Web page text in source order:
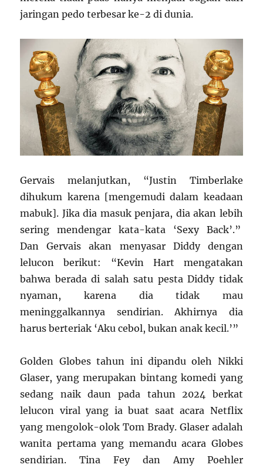
jaringan pedo terbesar ke-2 di dunia.
Gervais melanjutkan, “Justin Timberlake
dihukum karena [mengemudi dalam keadaan
mabuk]. Jika dia masuk penjara, dia akan lebih
sering mendengar kata-kata ‘Sexy Back’.”
Dan Gervais akan menyasar Diddy dengan
lelucon berikut: “Kevin Hart mengatakan
bahwa berada di salah satu pesta Diddy tidak
nyaman, karena dia tidak mau
meninggalkannya sendirian. Akhirnya dia
harus berteriak ‘Aku cebol, bukan anak kecil.’”
Golden Globes tahun ini dipandu oleh Nikki
Glaser, yang merupakan bintang komedi yang
sedang naik daun pada tahun 2024 berkat
lelucon viral yang ia buat saat acara Netflix
yang mengolok-olok Tom Brady. Glaser adalah
wanita pertama yang memandu acara Globes
sendirian. Tina Fey dan Amy Poehler